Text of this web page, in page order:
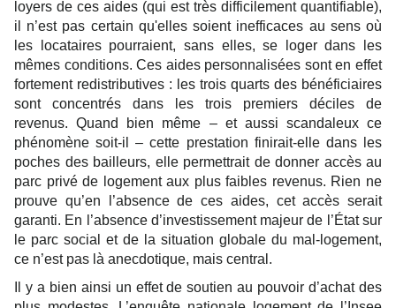
loyers de ces aides (qui est très difficilement quantifiable),
il n’est pas certain qu'elles soient inefficaces au sens où
les locataires pourraient, sans elles, se loger dans les
mêmes conditions. Ces aides personnalisées sont en effet
fortement redistributives : les trois quarts des bénéficiaires
sont concentrés dans les trois premiers déciles de
revenus. Quand bien même – et aussi scandaleux ce
phénomène soit-il – cette prestation finirait-elle dans les
poches des bailleurs, elle permettrait de donner accès au
parc privé de logement aux plus faibles revenus. Rien ne
prouve qu’en l’absence de ces aides, cet accès serait
garanti. En l’absence d’investissement majeur de l’État sur
le parc social et de la situation globale du mal-logement,
ce n’est pas là anecdotique, mais central.
Il y a bien ainsi un effet de soutien au pouvoir d’achat des